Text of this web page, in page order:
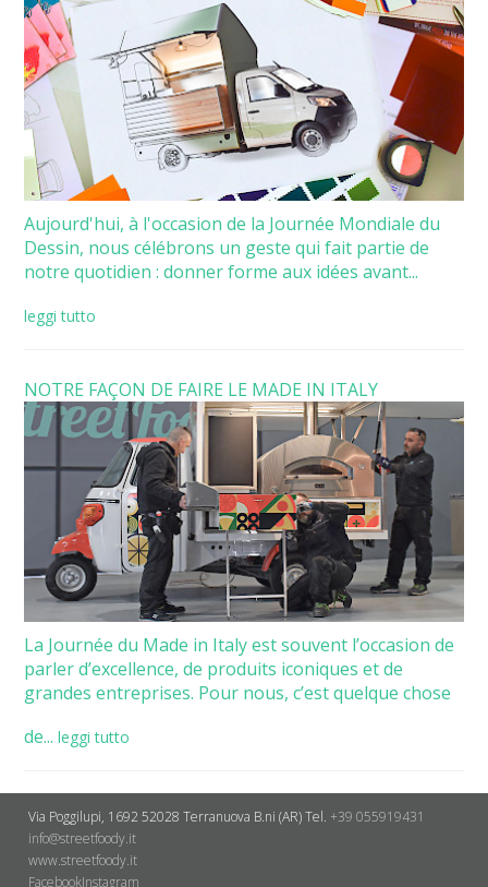
Aujourd'hui, à l'occasion de la Journée Mondiale du
Dessin, nous célébrons un geste qui fait partie de
notre quotidien : donner forme aux idées avant...
leggi tutto
NOTRE FAÇON DE FAIRE LE MADE IN ITALY
La Journée du Made in Italy est souvent l’occasion de
parler d’excellence, de produits iconiques et de
grandes entreprises. Pour nous, c’est quelque chose
de... leggi tutto
Via Poggilupi, 1692 52028 Terranuova B.ni (AR)Tel. +39 055919431
info@streetfoody.it
www.streetfoody.it
Facebook​Instagram